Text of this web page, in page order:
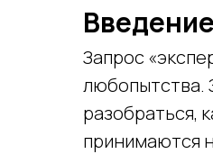
Введение
Запрос
любопытства.
разобраться,
принимаются